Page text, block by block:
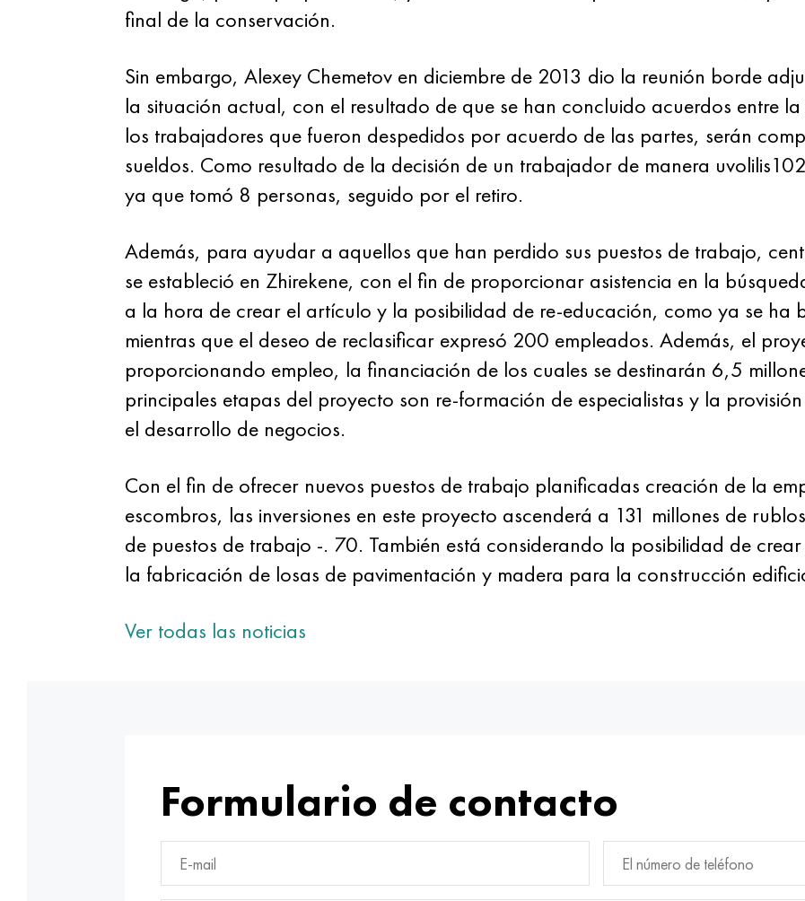
final de la conservación.
Sin embargo, Alexey Chemetov en diciembre de 2013 dio la reunión borde
la situación actual, con el resultado de que se han concluido acuerdos entre
los trabajadores que fueron despedidos por acuerdo de las partes, serán
sueldos. Como resultado de la decisión de un trabajador de manera
ya que tomó 8 personas, seguido por el retiro.
Además, para ayudar a aquellos que han perdido sus puestos de trabajo,
se estableció en Zhirekene, con el fin de proporcionar asistencia en la
a la hora de crear el artículo y la posibilidad de re-educación, como ya se ha
mientras que el deseo de reclasificar expresó 200 empleados. Además, el
proporcionando empleo, la financiación de los cuales se destinarán 6,5
principales etapas del proyecto son re-formación de especialistas y la
el desarrollo de negocios.
Con el fin de ofrecer nuevos puestos de trabajo planificadas creación de la
escombros, las inversiones en este proyecto ascenderá a 131 millones de
de puestos de trabajo -. 70. También está considerando la posibilidad de
la fabricación de losas de pavimentación y madera para la construcción
Ver todas las noticias
Formulario de contacto